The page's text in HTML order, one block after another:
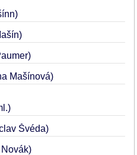
Mašínová)
Švéda)